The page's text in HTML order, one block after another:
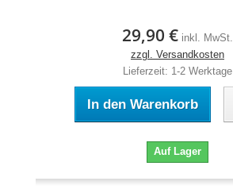
29,90 € inkl. MwSt.
zzgl. Versandkosten
Lieferzeit: 1-2 Werktage
In den Warenkorb
Auf Lager